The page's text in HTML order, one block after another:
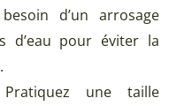
d’un arrosage
d’eau pour éviter la
une taille